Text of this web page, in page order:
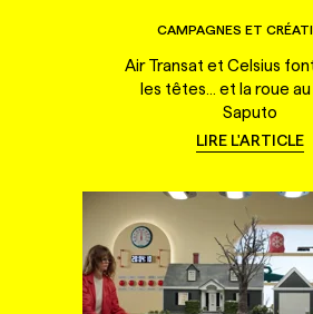
CAMPAGNES ET
Air Transat et Celsius
les têtes... et la roue
Saputo
LIRE L'ARTICLE